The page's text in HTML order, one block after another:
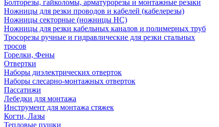
Болторезы, гайколомы, арматурорезы и монтажные резаки
Ножницы для резки проводов и кабелей (кабелерезы)
Ножницы секторные (ножницы НС)
Ножницы для резки кабельных каналов и полимерных труб
Тросорезы ручные и гидравлические для резки стальных
тросов
Горелки, Фены
Отвертки
Наборы диэлектрических отверток
Наборы слесарно-монтажных отверток
Пассатижи
Лебедки для монтажа
Инструмент для монтажа стяжек
Когти, Лазы
Тепловые пушки